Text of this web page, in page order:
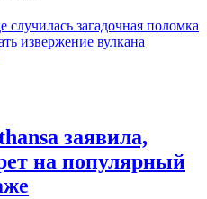
случилась загадочная поломка
извержение вулкана
заявила,
на популярный